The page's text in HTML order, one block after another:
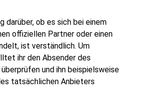
darüber, ob es sich bei einem
offiziellen Partner oder einen
ist verständlich. Um
ihr den Absender des
und ihn beispielsweise
tatsächlichen Anbieters